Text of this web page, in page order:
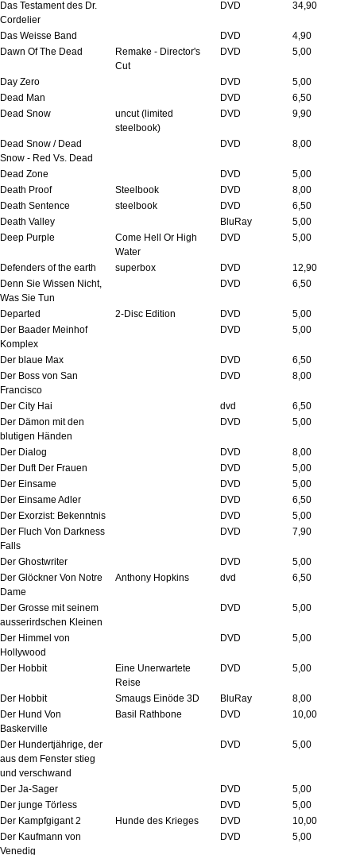
Das Testament des Dr.
Cordelier
DVD 34,90
Das Weisse Band DVD
4,90
Dawn Of The Dead
Remake - Director's
Cut
DVD 5,00
Day Zero DVD
5,00
Dead Man
DVD
6,50
Dead Snow
uncut (limited
steelbook)
DVD 9,90
Dead Snow / Dead
Snow - Red Vs. Dead
DVD 8,00
Dead Zone DVD
5,00
Death Proof
Steelbook DVD
8,00
Death Sentence
steelbook DVD
6,50
Death Valley
BluRay
5,00
Deep Purple
Come Hell Or High
Water
DVD 5,00
Defenders of the earth superbox DVD
12,90
Denn Sie Wissen Nicht,
Was Sie Tun
DVD 6,50
Departed 2-Disc Edition DVD
5,00
Der Baader Meinhof
Komplex
DVD 5,00
Der blaue Max DVD
6,50
Der Boss von San
Francisco
DVD 8,00
Der City Hai dvd
6,50
Der Dämon mit den
blutigen Händen
DVD 5,00
Der Dialog DVD
8,00
Der Duft Der Frauen
DVD
5,00
Der Einsame
DVD
5,00
Der Einsame Adler
DVD
6,50
Der Exorzist: Bekenntnis
DVD
5,00
Der Fluch Von Darkness
Falls
DVD 7,90
Der Ghostwriter DVD
5,00
Der Glöckner Von Notre
Dame
Anthony Hopkins dvd 6,50
Der Grosse mit seinem
ausserirdschen Kleinen
DVD 5,00
Der Himmel von
Hollywood
DVD 5,00
Der Hobbit
Eine Unerwartete
Reise
DVD 5,00
Der Hobbit Smaugs Einöde 3D BluRay
8,00
Der Hund Von
Baskerville
Basil Rathbone DVD 10,00
Der Hundertjährige, der
aus dem Fenster stieg
und verschwand
DVD 5,00
Der Ja-Sager DVD
5,00
Der junge Törless
DVD
5,00
Der Kampfgigant 2
Hunde des Krieges DVD
10,00
Der Kaufmann von
Venedig
DVD 5,00